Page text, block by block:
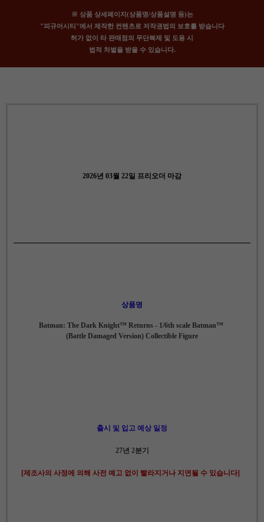
※ 상품 상세페이지(상품명/상품설명 등)는
"피규어시티"에서 제작한 컨텐츠로 저작권법의 보호를 받습니다
허가 없이 타 판매점의 무단복제 및 도용 시
법적 처벌을 받을 수 있습니다.
2026년 03월 22일 프리오더 마감
상품명
Batman: The Dark Knight™ Returns - 1/6th scale Batman™
(Battle Damaged Version) Collectible Figure
출시 및 입고 예상 일정
27년 2분기
[제조사의 사정에 의해 사전 예고 없이 빨라지거나 지연될 수 있습니다]